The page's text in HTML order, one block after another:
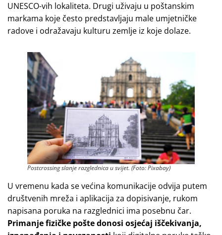
UNESCO-vih lokaliteta. Drugi uživaju u poštanskim
markama koje često predstavljaju male umjetničke
radove i odražavaju kulturu zemlje iz koje dolaze.
Postcrossing slanje razglednica u svijet. (Foto: Pixabay)
U vremenu kada se većina komunikacije odvija putem
društvenih mreža i aplikacija za dopisivanje, rukom
napisana poruka na razglednici ima posebnu čar.
Primanje fizičke pošte donosi osjećaj iščekivanja,